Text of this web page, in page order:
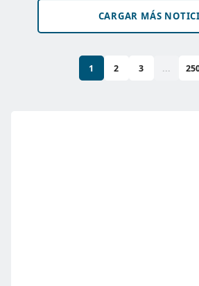
CARGAR MÁS
1 2 3 ...